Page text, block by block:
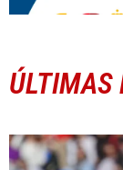
ÚLTIMAS